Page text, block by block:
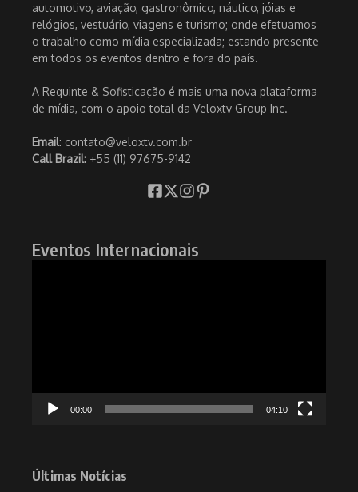
automotivo, aviação, gastronômico, náutico, jóias e
relógios, vestuário, viagens e turismo; onde efetuamos
o trabalho como mídia especializada; estando presente
em todos os eventos dentro e fora do país.
A Requinte & Sofisticação é mais uma nova plataforma
de mídia, com o apoio total da Veloxtv Group Inc.
Email: contato@veloxtv.com.br
Call Brazil: +55 (11) 97675-9142
Eventos Internacionais
00:00 04:10
Últimas Notícias